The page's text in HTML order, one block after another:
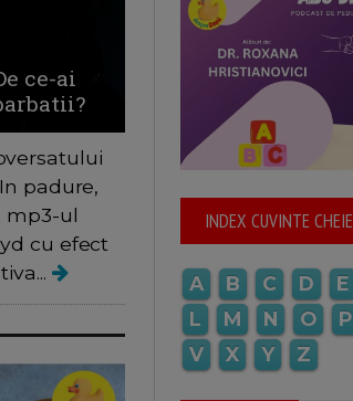
ce-ai
padure,
mp3-ul
cu efect
INDEX CUVINTE CHEIE
A B C D E
L
M N O P
V
X Y Z